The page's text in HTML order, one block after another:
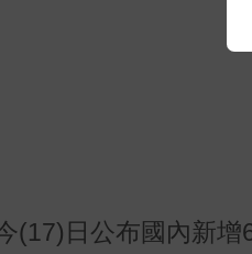
(17)日公布國內新